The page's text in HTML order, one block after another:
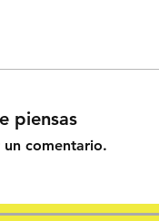
piensas
comentario.